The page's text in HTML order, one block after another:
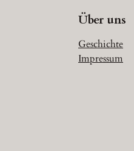
Über uns
Geschichte
Impressum